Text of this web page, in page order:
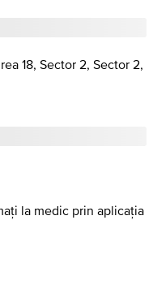
18, Sector 2, Sector 2,
la medic prin aplicația